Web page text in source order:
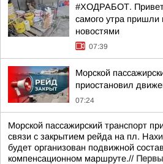
#ХОДРАБОТ.
самого утра
новостями
07:39
Морской
приостановил
07:24
Морской пассажирский транспорт
связи с закрытием рейда на пл.
будет организован подвижной
компенсационном маршруте.//